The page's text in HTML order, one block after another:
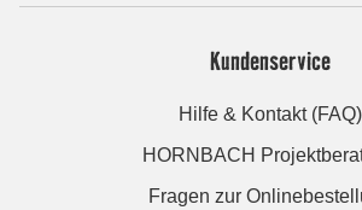
Kundenservice
Hilfe & Kontakt (FAQ)
HORNBACH
Fragen zur